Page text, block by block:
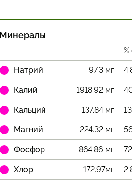
Минералы
Натрий 97.3 мг
Калий 1918.92 мг
Кальций 137.84 мг
Магний 224.32 мг
Фосфор 864.86 мг
Хлор 172.97мг